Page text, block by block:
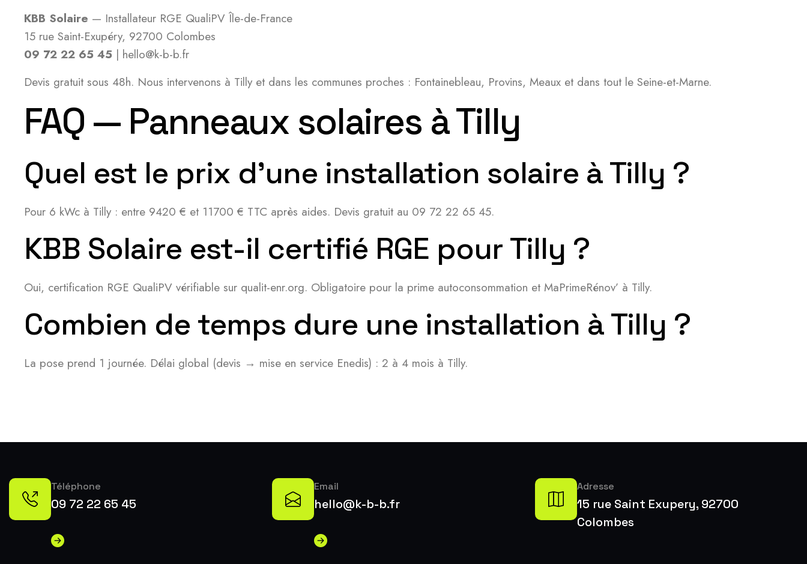
KBB Solaire — Installateur RGE QualiPV Île-de-France
15 rue Saint-Exupéry, 92700 Colombes
09 72 22 65 45 | hello@k-b-b.fr
Devis gratuit sous 48h. Nous intervenons à Tilly et dans les communes proches : Fontainebleau, Provins, Meaux et dans tout le Seine-et-Marne.
FAQ — Panneaux solaires à Tilly
Quel est le prix d’une installation solaire à Tilly ?
Pour 6 kWc à Tilly : entre 9420 € et 11700 € TTC après aides. Devis gratuit au 09 72 22 65 45.
KBB Solaire est-il certifié RGE pour Tilly ?
Oui, certification RGE QualiPV vérifiable sur qualit-enr.org. Obligatoire pour la prime autoconsommation et MaPrimeRénov’ à Tilly.
Combien de temps dure une installation à Tilly ?
La pose prend 1 journée. Délai global (devis → mise en service Enedis) : 2 à 4 mois à Tilly.
Téléphone
09 72 22 65 45
Email
hello@k-b-b.fr
Adresse
15 rue Saint Exupery, 92700
Colombes